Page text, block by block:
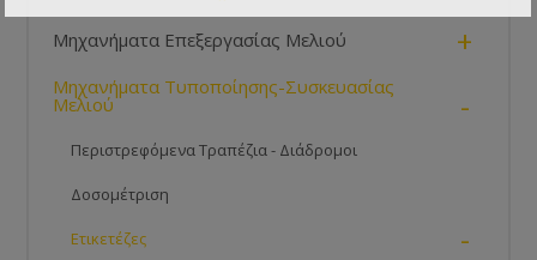
Μηχανήματα Επεξεργασίας Μελιού +
Μηχανήματα Τυποποίησης-Συσκευασίας
Μελιού -
Περιστρεφόμενα Τραπέζια - Διάδρομοι
Δοσομέτριση
Ετικετέζες -